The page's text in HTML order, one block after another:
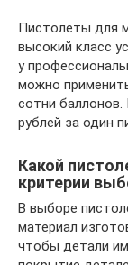
Пистолеты для
высокий класс
у
можно
сотни
рублей за один
Какой
критерии
В выборе
материал
чтобы детали